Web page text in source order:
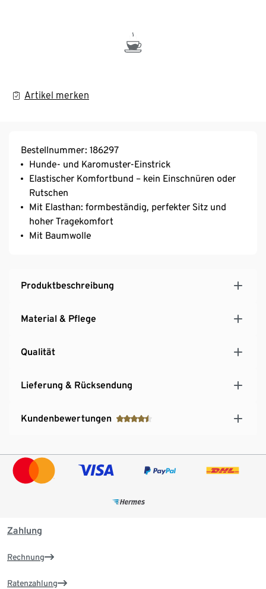
Artikel merken
Bestellnummer: 186297
Hunde- und Karomuster-Einstrick
Elastischer Komfortbund – kein Einschnüren oder
Rutschen
Mit Elasthan: formbeständig, perfekter Sitz und
hoher Tragekomfort
Mit Baumwolle
Produktbeschreibung
Material & Pflege
Qualität
Lieferung & Rücksendung
Kundenbewertungen
Zahlung
Rechnung
Ratenzahlung